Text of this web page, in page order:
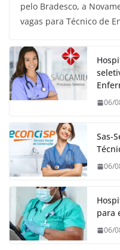
pelo Bradesco, a
vagas para Técnico de
06/
Sas-
06/
para
06/